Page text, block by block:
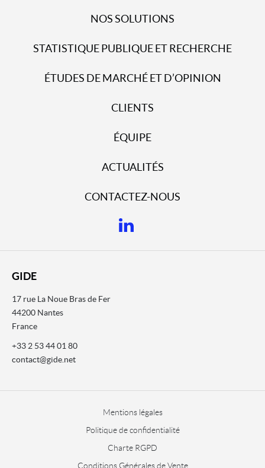
NOS SOLUTIONS
STATISTIQUE PUBLIQUE ET RECHERCHE
ÉTUDES DE MARCHÉ ET D’OPINION
CLIENTS
ÉQUIPE
ACTUALITÉS
CONTACTEZ-NOUS
GIDE
17 rue La Noue Bras de Fer
44200 Nantes
France
+33 2 53 44 01 80
contact@gide.net
Mentions légales
Politique de confidentialité
Charte RGPD
Conditions Générales de Vente